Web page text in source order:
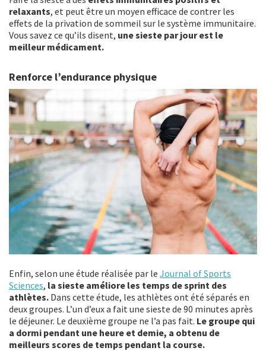
relaxants, et peut être un moyen efficace de contrer les
effets de la privation de sommeil sur le système immunitaire.
Vous savez ce qu’ils disent, une sieste par jour est le
meilleur médicament.
Renforce l’endurance physique
Enfin, selon une étude réalisée par le Journal of Sports
Sciences, la sieste améliore les temps de sprint des
athlètes. Dans cette étude, les athlètes ont été séparés en
deux groupes. L’un d’eux a fait une sieste de 90 minutes après
le déjeuner. Le deuxième groupe ne l’a pas fait. Le groupe qui
a dormi pendant une heure et demie, a obtenu de
meilleurs scores de temps pendant la course.